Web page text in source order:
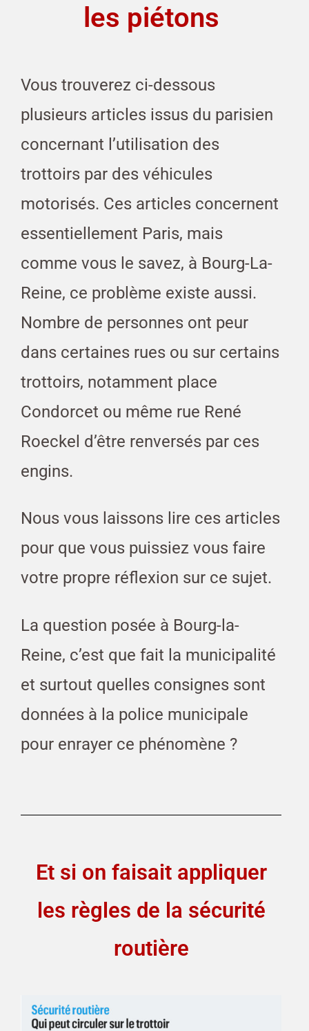
les piétons
Vous trouverez ci-dessous
plusieurs articles issus du parisien
concernant l’utilisation des
trottoirs par des véhicules
motorisés. Ces articles concernent
essentiellement Paris, mais
comme vous le savez, à Bourg-La-
Reine, ce problème existe aussi.
Nombre de personnes ont peur
dans certaines rues ou sur certains
trottoirs, notamment place
Condorcet ou même rue René
Roeckel d’être renversés par ces
engins.
Nous vous laissons lire ces articles
pour que vous puissiez vous faire
votre propre réflexion sur ce sujet.
La question posée à Bourg-la-
Reine, c’est que fait la municipalité
et surtout quelles consignes sont
données à la police municipale
pour enrayer ce phénomène ?
Et si on faisait appliquer
les règles de la sécurité
routière